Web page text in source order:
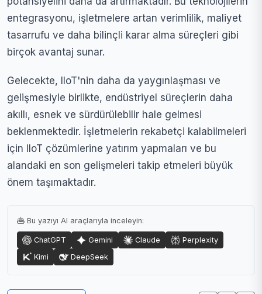
entegrasyonu, işletmelere artan verimlilik, maliyet
tasarrufu ve daha bilinçli karar alma süreçleri gibi
birçok avantaj sunar.
Gelecekte, IIoT'nin daha da yaygınlaşması ve
gelişmesiyle birlikte, endüstriyel süreçlerin daha
akıllı, esnek ve sürdürülebilir hale gelmesi
beklenmektedir. İşletmelerin rekabetçi kalabilmeleri
için IIoT çözümlerine yatırım yapmaları ve bu
alandaki en son gelişmeleri takip etmeleri büyük
önem taşımaktadır.
Bu yazıyı AI araçlarıyla inceleyin:
ChatGPT Gemini Claude
Perplexity
Kimi
DeepSeek